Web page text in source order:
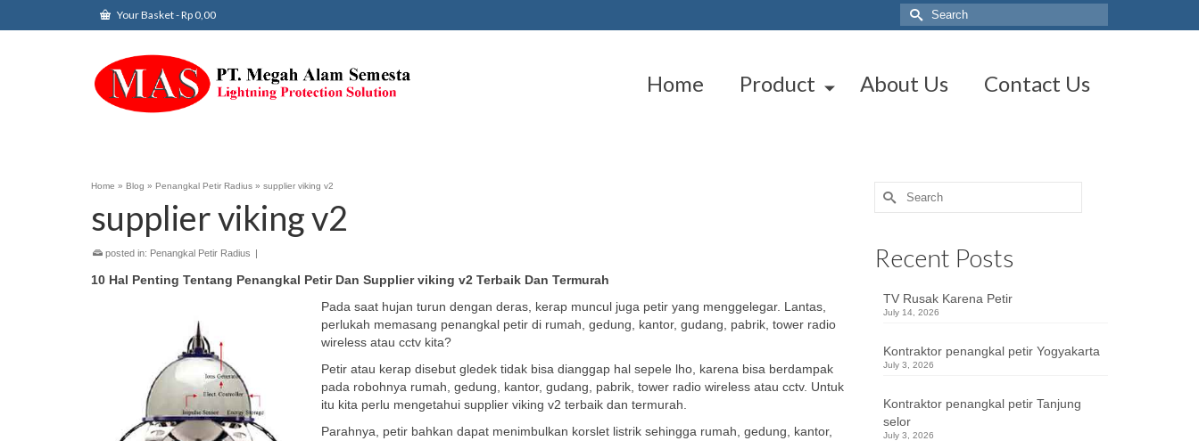
Your Basket-Rp 0,00
Search
for:
Home Product About Us Contact Us
Home » Blog » Penangkal Petir Radius » supplier viking v2
supplier viking v2
posted in: Penangkal Petir Radius |
10 Hal Penting Tentang Penangkal Petir Dan Supplier viking v2 Terbaik Dan Termurah
Pada saat hujan turun dengan deras, kerap muncul juga petir yang menggelegar. Lantas,
perlukah memasang penangkal petir di rumah, gedung, kantor, gudang, pabrik, tower radio
wireless atau cctv kita?
Petir atau kerap disebut gledek tidak bisa dianggap hal sepele lho, karena bisa berdampak
pada robohnya rumah, gedung, kantor, gudang, pabrik, tower radio wireless atau cctv. Untuk
itu kita perlu mengetahui supplier viking v2 terbaik dan termurah.
Parahnya, petir bahkan dapat menimbulkan korslet listrik sehingga rumah, gedung, kantor,
Search
for:
Recent Posts
TV Rusak Karena Petir
July 14, 2026
Kontraktor penangkal petir Yogyakarta
July 3, 2026
Kontraktor penangkal petir Tanjung
selor
July 3, 2026